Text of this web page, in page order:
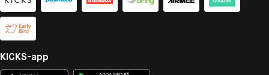
KICKS-app